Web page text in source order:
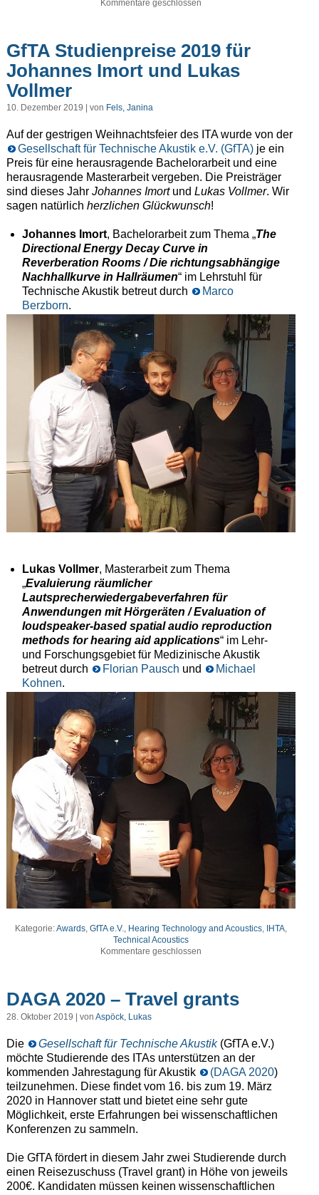
Kommentare geschlossen
GfTA Studienpreise 2019 für
Johannes Imort und Lukas
Vollmer
10. Dezember 2019 | von Fels, Janina
Auf der gestrigen Weihnachtsfeier des ITA wurde von der
Gesellschaft für Technische Akustik e.V. (GfTA)je ein
Preis für eine herausragende Bachelorarbeit und eine
herausragende Masterarbeit vergeben. Die Preisträger
sind dieses Jahr Johannes Imort und Lukas Vollmer. Wir
sagen natürlich herzlichen Glückwunsch!
Johannes Imort, Bachelorarbeit zum Thema „The
Directional Energy Decay Curve in
Reverberation Rooms / Die richtungsabhängige
Nachhallkurve in Hallräumen“ im Lehrstuhl für
Technische Akustik betreut durch
Marco
Berzborn.
Lukas Vollmer, Masterarbeit zum Thema
„Evaluierung räumlicher
Lautsprecherwiedergabeverfahren für
Anwendungen mit Hörgeräten / Evaluation of
loudspeaker-based spatial audio reproduction
methods for hearing aid applications“ im Lehr-
und Forschungsgebiet für Medizinische Akustik
betreut durch
Florian Pausch und
Michael
Kohnen.
Kategorie:Awards, GfTA e.V., Hearing Technology and Acoustics, IHTA,
Technical Acoustics
Kommentare geschlossen
DAGA 2020 – Travel grants
28. Oktober 2019 | von Aspöck, Lukas
Die Gesellschaft für Technische Akustik(GfTA e.V.)
möchte Studierende des ITAs unterstützen an der
kommenden Jahrestagung für Akustik
(DAGA 2020)
teilzunehmen. Diese findet vom 16. bis zum 19. März
2020 in Hannover statt und bietet eine sehr gute
Möglichkeit, erste Erfahrungen bei wissenschaftlichen
Konferenzen zu sammeln.
Die GfTA fördert in diesem Jahr zwei Studierende durch
einen Reisezuschuss (Travel grant) in Höhe von jeweils
200€. Kandidaten müssen keinen wissenschaftlichen